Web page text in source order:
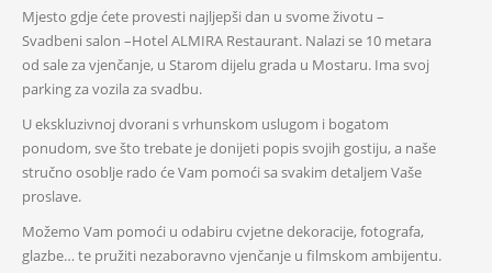
Mjesto gdje ćete provesti najljepši dan u svome životu –
Svadbeni salon –Hotel ALMIRA Restaurant. Nalazi se 10 metara
od sale za vjenčanje, u Starom dijelu grada u Mostaru. Ima svoj
parking za vozila za svadbu.
U ekskluzivnoj dvorani s vrhunskom uslugom i bogatom
ponudom, sve što trebate je donijeti popis svojih gostiju, a naše
stručno osoblje rado će Vam pomoći sa svakim detaljem Vaše
proslave.
Možemo Vam pomoći u odabiru cvjetne dekoracije, fotografa,
glazbe… te pružiti nezaboravno vjenčanje u filmskom ambijentu.